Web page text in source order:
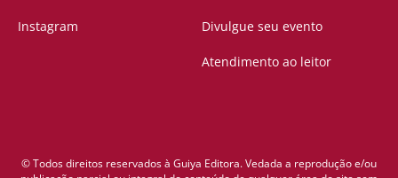
Instagram Divulgue seu evento
Atendimento ao leitor
© Todos direitos reservados à Guiya Editora. Vedada a reprodução e/ou